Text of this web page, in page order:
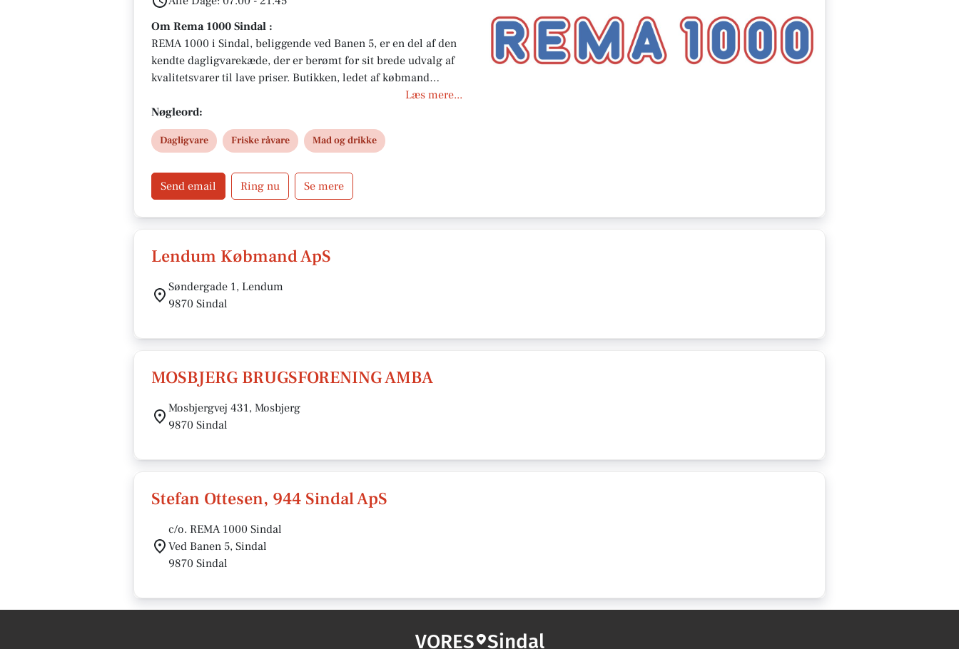
Om Rema 1000 Sindal :
REMA 1000 i Sindal, beliggende ved Banen 5, er en del af den
kendte dagligvarekæde, der er berømt for sit brede udvalg af
kvalitetsvarer til lave priser. Butikken, ledet af købmand
Stefan Ottesen, er åben hver dag fra kl. 7.00 til 21.45, hvilket
gør det praktisk for kunderne at handle, når det passer dem.
Med fokus på friskhed, kvalitet og god kundeservice er REMA
1000 i Sindal et populært valg blandt de lokale indbyggere.
Læs mere...
Nøgleord:
Dagligvare Friske råvare Mad og drikke
Send email Ring nu Se mere
Lendum Købmand ApS
Søndergade 1, Lendum
9870 Sindal
MOSBJERG BRUGSFORENING AMBA
Mosbjergvej 431, Mosbjerg
9870 Sindal
Stefan Ottesen, 944 Sindal ApS
c/o. REMA 1000 Sindal
Ved Banen 5, Sindal
9870 Sindal
VORES Sindal